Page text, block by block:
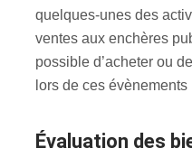
quelques-unes des
ventes aux enchères
possible d’acheter ou
lors de ces évènements
évaluation des biens lors d’une vente